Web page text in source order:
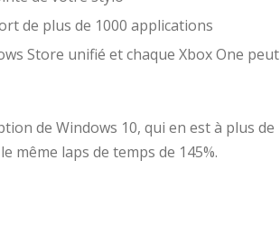
de plus de 1000 applications
Store unifié et chaque Xbox One peut
de Windows 10, qui en est à plus de
même laps de temps de 145%.